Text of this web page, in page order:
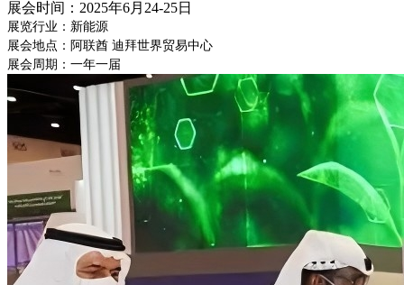
展会时间： 2025年6月24-25日
展览行业：新能源
展会地点：阿联酋 迪拜世界贸易中心
展会周期：一年一届